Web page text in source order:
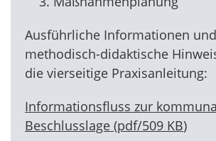
Ausführliche Informationen und
methodisch-didaktische
die vierseitige Praxisanleitung:
Informationsfluss zur
Beschlusslage (pdf/509 KB)